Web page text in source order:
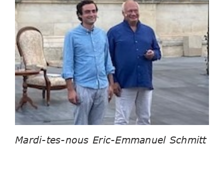
Mardi-tes-nous Eric-Emmanuel Schmitt